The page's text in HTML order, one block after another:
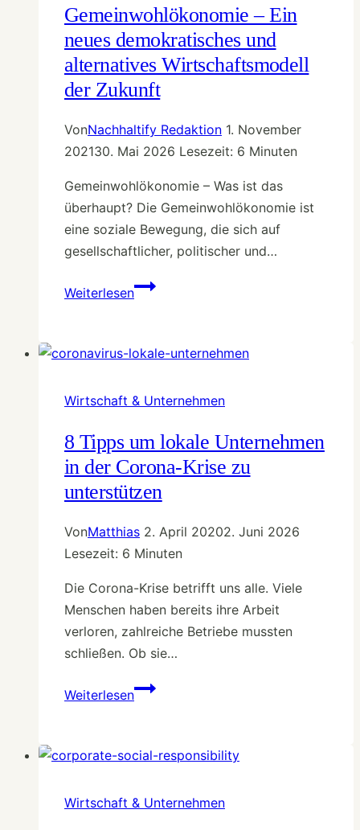
eine
verantwortungsvolle
Zukunft
Gemeinwohlökonomie – Ein
neues demokratisches und
alternatives Wirtschaftsmodell
der Zukunft
VonNachhaltify Redaktion 1. November
202130. Mai 2026 Lesezeit: 6 Minuten
Gemeinwohlökonomie – Was ist das
überhaupt? Die Gemeinwohlökonomie ist
eine soziale Bewegung, die sich auf
gesellschaftlicher, politischer und…
WeiterlesenGemeinwohlökonomie
neues
und
Wirtschaftsmodell
Zukunft
Wirtschaft & Unternehmen
8 Tipps um lokale Unternehmen
in der Corona-Krise zu
unterstützen
VonMatthias 2. April 20202. Juni 2026
Lesezeit: 6 Minuten
Die Corona-Krise betrifft uns alle. Viele
Menschen haben bereits ihre Arbeit
verloren, zahlreiche Betriebe mussten
schließen. Ob sie…
Weiterlesen8
lokale
in
Wirtschaft & Unternehmen